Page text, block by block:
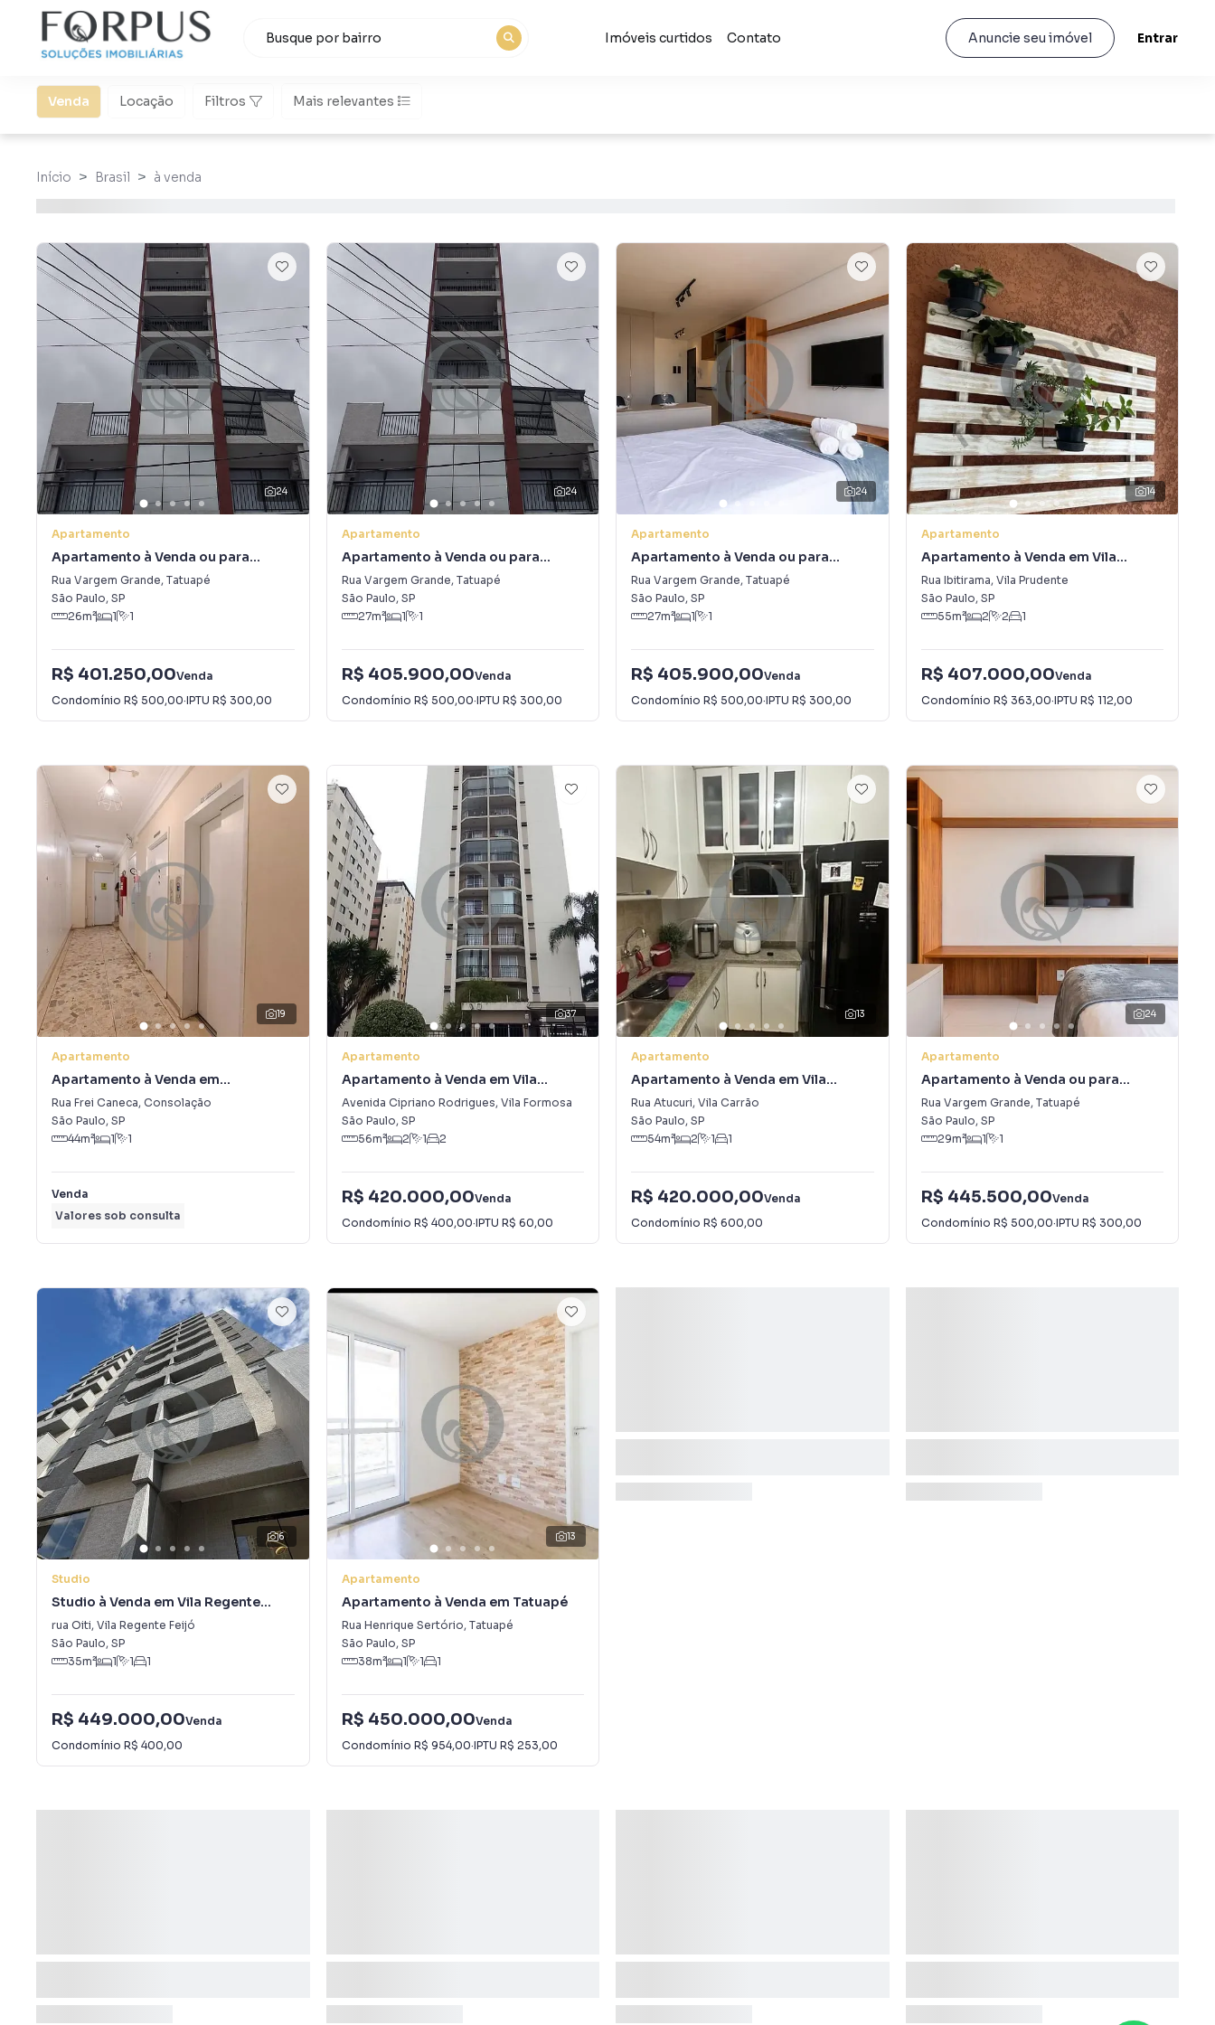
Imóveis curtidos Contato Anuncie seu imóvel Entrar
Venda Locação Filtros Mais relevantes
Início Brasil à venda
24
Apartamento
Apartamento à Venda ou para
Alugar em Tatuapé
Rua Vargem Grande, Tatuapé
São Paulo, SP
26m² 1 1
R$ 401.250,00Venda
Condomínio R$ 500,00·IPTU R$ 300,00
24
Apartamento
Apartamento à Venda ou para
Alugar em Tatuapé
Rua Vargem Grande, Tatuapé
São Paulo, SP
27m² 1 1
R$ 405.900,00Venda
Condomínio R$ 500,00·IPTU R$ 300,00
24
Apartamento
Apartamento à Venda ou para
Alugar em Tatuapé
Rua Vargem Grande, Tatuapé
São Paulo, SP
27m² 1 1
R$ 405.900,00Venda
Condomínio R$ 500,00·IPTU R$ 300,00
14
Apartamento
Apartamento à Venda em Vila
Prudente
Rua Ibitirama, Vila Prudente
São Paulo, SP
55m² 2 2 1
R$ 407.000,00Venda
Condomínio R$ 363,00·IPTU R$ 112,00
19
Apartamento
Apartamento à Venda em
Consolação
Rua Frei Caneca, Consolação
São Paulo, SP
44m² 1 1
Venda
Valores sob consulta
37
Apartamento
Apartamento à Venda em Vila
Formosa
Avenida Cipriano Rodrigues, Vila Formosa
São Paulo, SP
56m² 2 1 2
R$ 420.000,00Venda
Condomínio R$ 400,00·IPTU R$ 60,00
13
Apartamento
Apartamento à Venda em Vila
Carrão
Rua Atucuri, Vila Carrão
São Paulo, SP
54m² 2 1 1
R$ 420.000,00Venda
Condomínio R$ 600,00
24
Apartamento
Apartamento à Venda ou para
Alugar em Tatuapé
Rua Vargem Grande, Tatuapé
São Paulo, SP
29m² 1 1
R$ 445.500,00Venda
Condomínio R$ 500,00·IPTU R$ 300,00
6
Studio
Studio à Venda em Vila Regente
Feijó
rua Oiti, Vila Regente Feijó
São Paulo, SP
35m² 1 1 1
R$ 449.000,00Venda
Condomínio R$ 400,00
13
Apartamento
Apartamento à Venda em Tatuapé
Rua Henrique Sertório, Tatuapé
São Paulo, SP
38m² 1 1 1
R$ 450.000,00Venda
Condomínio R$ 954,00·IPTU R$ 253,00